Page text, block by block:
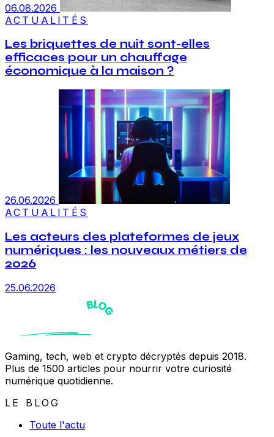
06.08.2026
ACTUALITÉS
Les briquettes de nuit sont-elles
efficaces pour un chauffage
économique à la maison ?
26.06.2026
ACTUALITÉS
Les acteurs des plateformes de jeux
numériques : les nouveaux métiers de
2026
25.06.2026
Gaming, tech, web et crypto décryptés depuis 2018.
Plus de 1500 articles pour nourrir votre curiosité
numérique quotidienne.
LE BLOG
Toute l'actu